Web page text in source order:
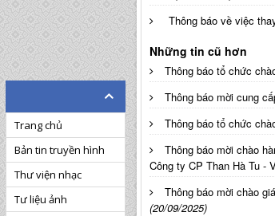
Thông báo về việc
Những tin cũ hơn
Thông báo tổ chức
Thông báo mời cung
Thông báo tổ chức
Thông báo mời chào
Công ty CP Than Hà Tu -
Thông báo mời chào
(20/09/2025)
Trang chủ
Bản tin truyền hình
Thư viện nhạc
Tư liệu ảnh